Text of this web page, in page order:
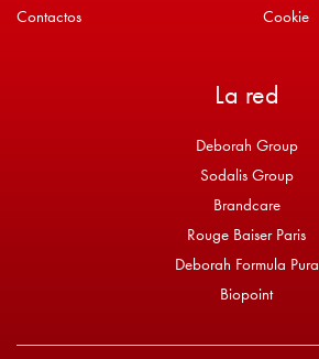
Contactos
Cookie
La red
Deborah Group
Sodalis Group
Brandcare
Rouge Baiser Paris
Deborah Formula Pura
Biopoint